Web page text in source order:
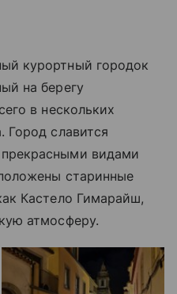
курортный городок
на берегу
в нескольких
Город славится
видами
старинные
Кастело Гимарайш,
атмосферу.